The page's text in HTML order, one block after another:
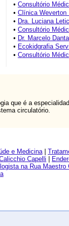
• Consultório
• Clínica Weverton
• Dra. Luciana
• Consultório
• Dr. Marcelo
• Ecokidgrafia
• Consultório
que é a
circulatório.
e Medicina|
Capelli
na Rua Maestro